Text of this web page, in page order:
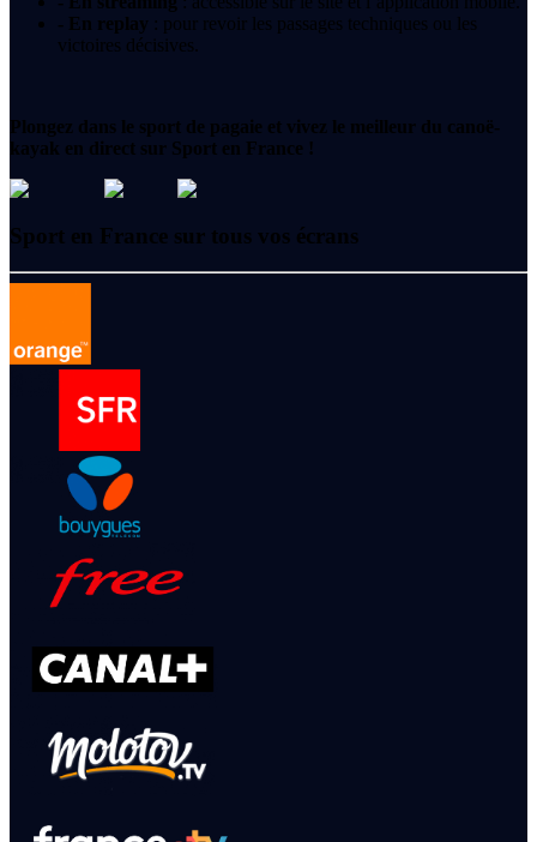
- En replay : pour revoir les passages techniques ou les
victoires décisives.
Plongez dans le sport de pagaie et vivez le meilleur du canoë-
kayak en direct sur Sport en France !
Sport en France sur tous vos écrans